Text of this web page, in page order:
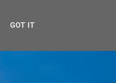
GOT IT